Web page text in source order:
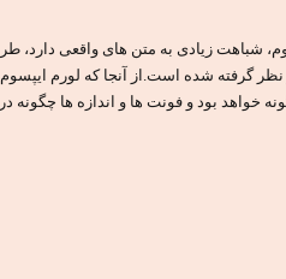
شباهت زیادی به متن های واقعی دارد،
نظر گرفته شده است.از آنجا که لورم
خواهد بود و فونت ها و اندازه ها